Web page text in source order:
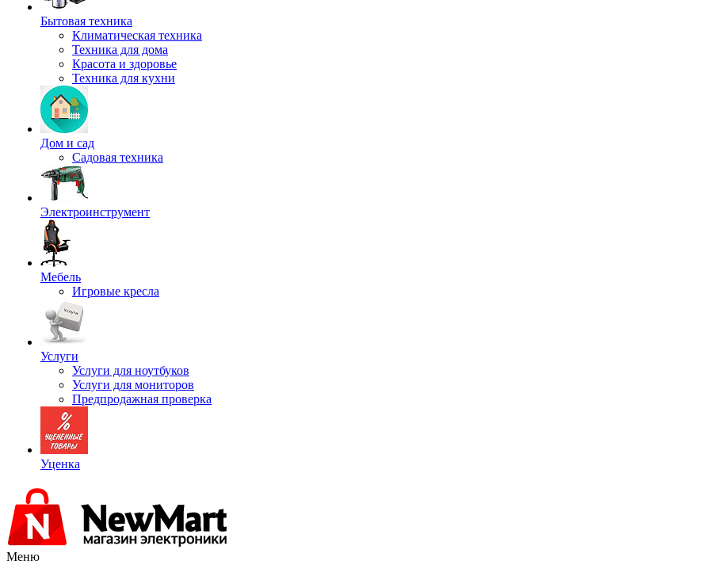
Бытовая техника
Климатическая техника
Техника для дома
Красота и здоровье
Техника для кухни
Дом и сад
Садовая техника
Электроинструмент
Мебель
Игровые кресла
Услуги
Услуги для ноутбуков
Услуги для мониторов
Предпродажная проверка
Уценка
Меню